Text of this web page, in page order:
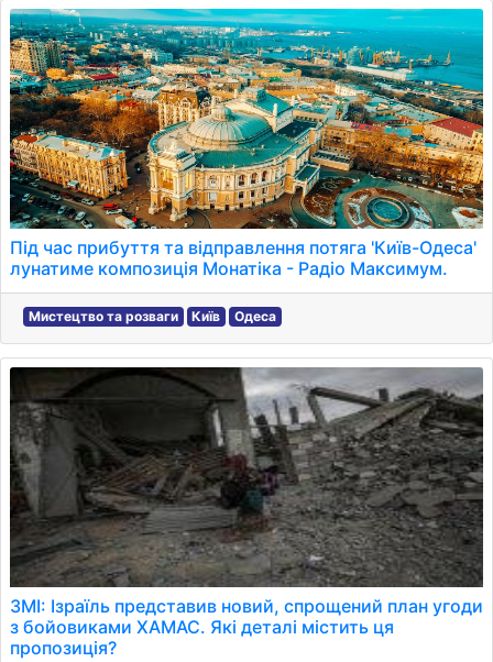
Під час прибуття та відправлення потяга 'Київ-Одеса'
лунатиме композиція Монатіка - Радіо Максимум.
Мистецтво та розваги Київ Одеса
ЗМІ: Ізраїль представив новий, спрощений план угоди
з бойовиками ХАМАС. Які деталі містить ця
пропозиція?